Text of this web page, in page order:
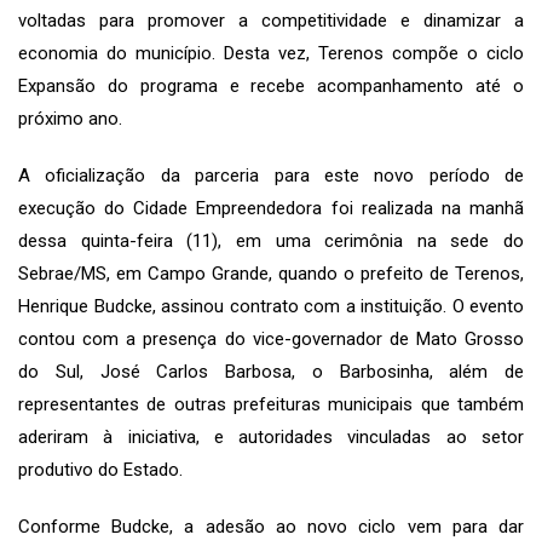
voltadas para promover a competitividade e dinamizar a
economia do município. Desta vez, Terenos compõe o ciclo
Expansão do programa e recebe acompanhamento até o
próximo ano.
A oficialização da parceria para este novo período de
execução do Cidade Empreendedora foi realizada na manhã
dessa quinta-feira (11), em uma cerimônia na sede do
Sebrae/MS, em Campo Grande, quando o prefeito de Terenos,
Henrique Budcke, assinou contrato com a instituição. O evento
contou com a presença do vice-governador de Mato Grosso
do Sul, José Carlos Barbosa, o Barbosinha, além de
representantes de outras prefeituras municipais que também
aderiram à iniciativa, e autoridades vinculadas ao setor
produtivo do Estado.
Conforme Budcke, a adesão ao novo ciclo vem para dar